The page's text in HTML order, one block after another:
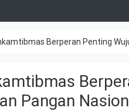
Berperan Penting
Pangan